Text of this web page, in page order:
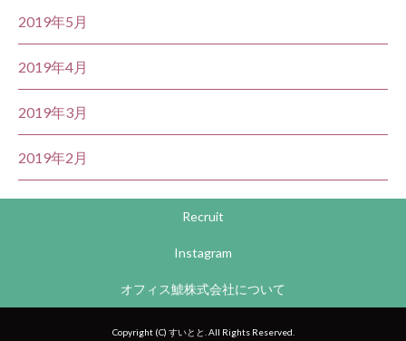
2019年5月
2019年4月
2019年3月
2019年2月
Recruit
Instagram
オフィス鯱株式会社について
Copyright (C) すいとと. All Rights Reserved.